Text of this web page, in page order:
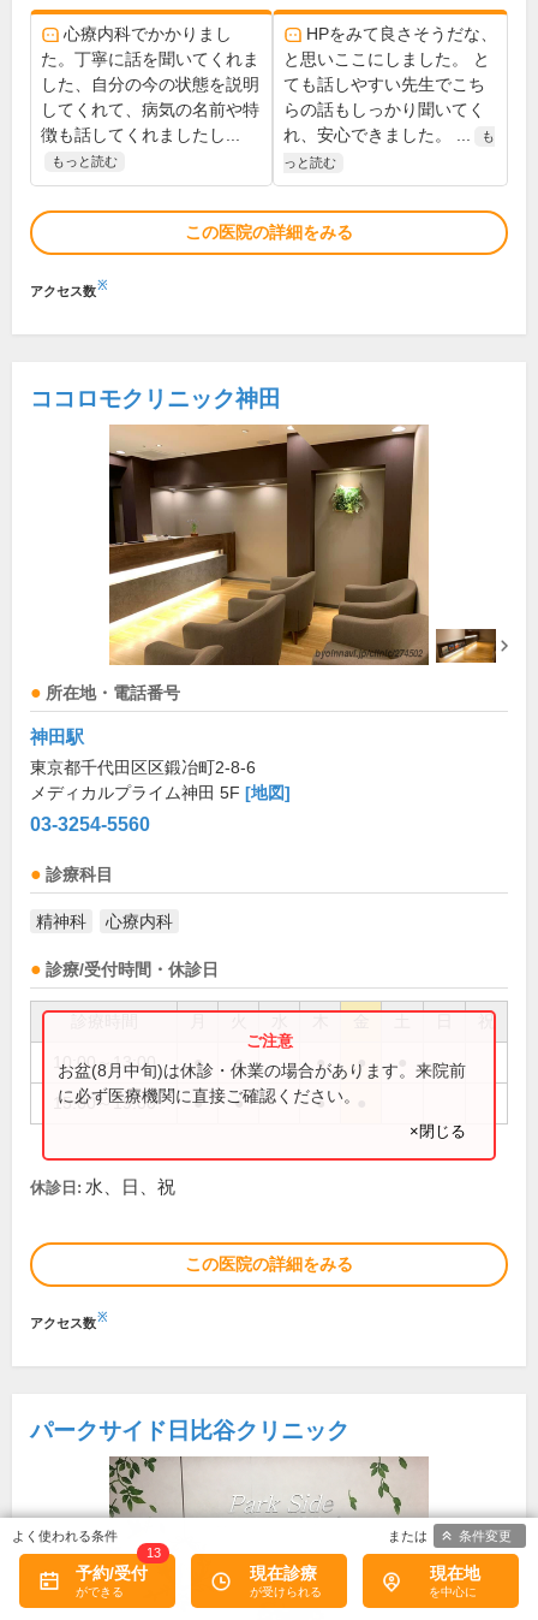
心療内科でかかりまし
た。丁寧に話を聞いてくれま
した、自分の今の状態を説明
してくれて、病気の名前や特
徴も話してくれましたし...
もっと読む
HPをみて良さそうだな、
と思いここにしました。 と
ても話しやすい先生でこち
らの話もしっかり聞いてく
れ、安心できました。 ...
も
っと読む
この医院の詳細をみる
アクセス数※
ココロモクリニック神田
所在地・電話番号
神田駅
東京都千代田区区鍛冶町2-8-6
メディカルプライム神田 5F [地図]
03-3254-5560
診療科目
精神科 心療内科
診療/受付時間・休診日
祝
10:00～13:00 ● ● ● ●
15:00～19:00 ● ● ●
お盆(8月中旬)は休診・休業の場合があります。来院前
に必ず医療機関に直接ご確認ください。
×閉じる
休診日: 水、日、祝
この医院の詳細をみる
アクセス数※
パークサイド日比谷クリニック
予約/受付
13
現在診療 現在地
条件変更